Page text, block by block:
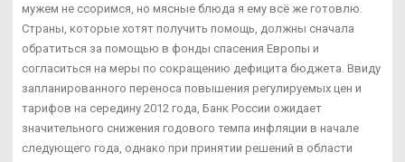
мужем не ссоримся, но мясные блюда я ему всё же готовлю.
Страны, которые хотят получить помощь, должны сначала
обратиться за помощью в фонды спасения Европы и
согласиться на меры по сокращению дефицита бюджета. Ввиду
запланированного переноса повышения регулируемых цен и
тарифов на середину 2012 года, Банк России ожидает
значительного снижения годового темпа инфляции в начале
следующего года, однако при принятии решений в области